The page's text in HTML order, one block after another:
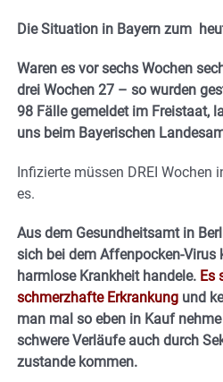
Die Situation in Bayern zum
Waren es vor sechs Wochen
drei Wochen 27 – so wurden
98 Fälle gemeldet im Freistaat,
uns beim Bayerischen
Infizierte müssen DREI Wochen
es.
Aus dem Gesundheitsamt in
sich bei dem Affenpocken-Virus
harmlose Krankheit handele. Es
schmerzhafte Erkrankung und
man mal so eben in Kauf
schwere Verläufe auch durch
zustande kommen.